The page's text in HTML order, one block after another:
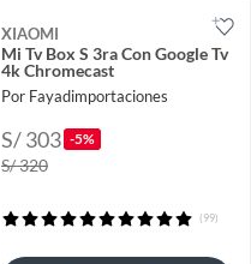
XIAOMI
Mi Tv Box S 3ra Con Google Tv
4k Chromecast
Por Fayadimportaciones
S/ 303 -5%
S/ 320
(99)